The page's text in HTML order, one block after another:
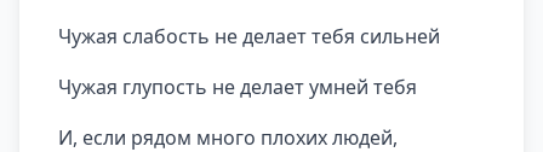
Чужая слабость не делает тебя сильней
Чужая глупость не делает умней тебя
И, если рядом много плохих людей,